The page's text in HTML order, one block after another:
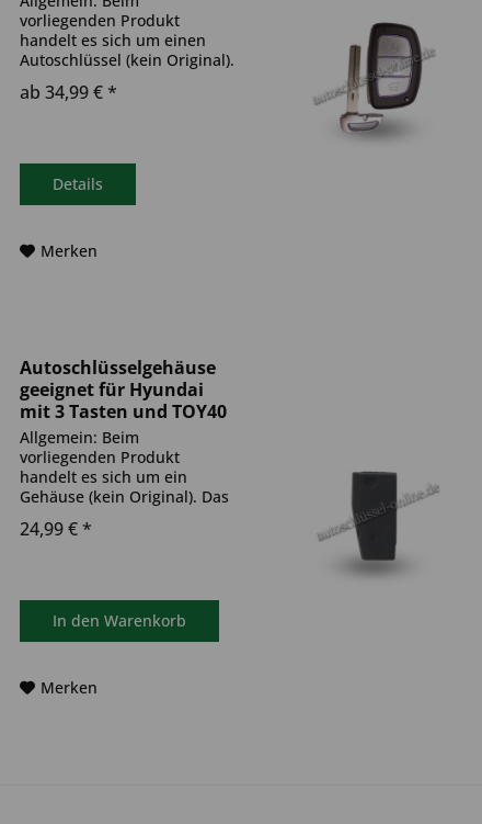
Produkt)
vorliegenden Produkt
handelt es sich um einen
Autoschlüssel (kein Original).
Es ist eine Wegfahrsperre
(Transponder) verbaut. Bitte
gleicht. Ablauf -
Autoschlüssel inkl....
ab 34,99 € *
Details
Merken
Autoschlüsselgehäuse
geeignet für Hyundai
mit 3 Tasten und TOY40
(Aftermarket Produkt)
Allgemein: Beim
vorliegenden Produkt
handelt es sich um ein
Gehäuse (kein Original). Das
Austausch beschädigter oder
geeignet. Bitte achten Sie
darauf, dass sich das
24,99 € *
In den Warenkorb
Merken